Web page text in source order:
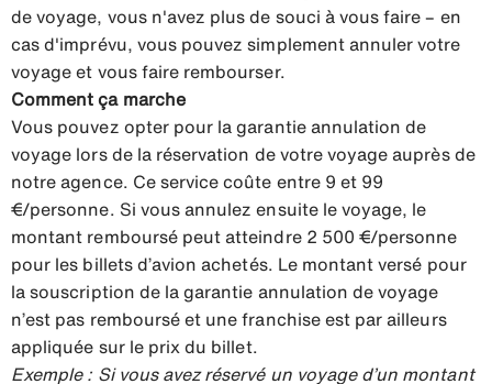
de voyage, vous n'avez plus de souci à vous faire – en
cas d'imprévu, vous pouvez simplement annuler votre
voyage et vous faire rembourser.
Comment ça marche
Vous pouvez opter pour la garantie annulation de
voyage lors de la réservation de votre voyage auprès de
notre agence. Ce service coûte entre 9 et 99
€/personne. Si vous annulez ensuite le voyage, le
montant remboursé peut atteindre 2 500 €/personne
pour les billets d’avion achetés. Le montant versé pour
la souscription de la garantie annulation de voyage
n’est pas remboursé et une franchise est par ailleurs
appliquée sur le prix du billet.
Exemple : Si vous avez réservé un voyage d’un montant